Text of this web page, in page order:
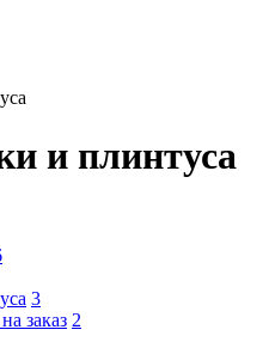
и плинтуса
3
заказ 2